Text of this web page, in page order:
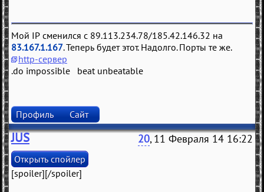
Мой IP сменился с 89.113.234.78/185.42.146.32 на
83.167.1.167. Теперь будет этот. Надолго. Порты те же.
http-сервер
.do impossible beat unbeatable
Профиль Сайт
JUS 20, 11 Февраля 14 16:22
[spoiler][/spoiler]